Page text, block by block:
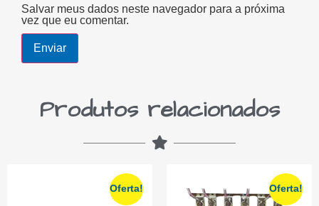
Salvar meus dados neste navegador para a próxima
vez que eu comentar.
Produtos relacionados
Oferta! Oferta!